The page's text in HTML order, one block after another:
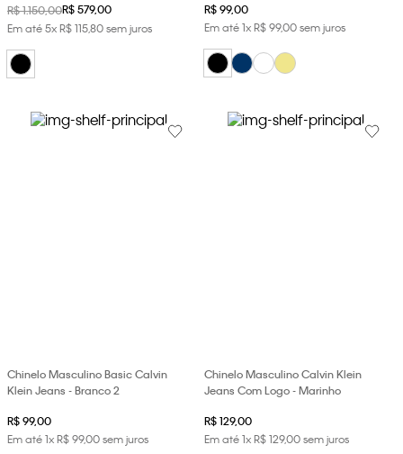
R$1.150,00R$579,00
Em até5xR$11580sem juros
R$99,00
Em até1xR$99,00sem juros
Chinelo Masculino Basic Calvin
Klein Jeans - Branco 2
R$99,00
Em até1xR$99,00sem juros
Chinelo Masculino Calvin Klein
Jeans Com Logo - Marinho
R$129,00
Em até1xR$129,00sem juros